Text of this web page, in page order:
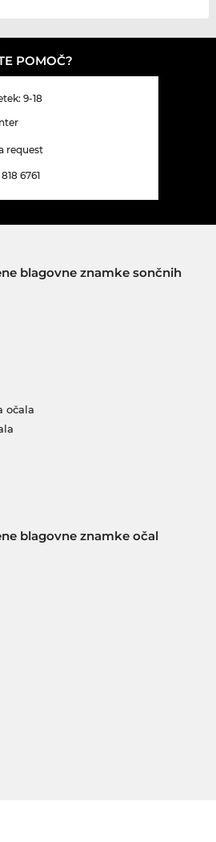
POMOČ?
9-18
request
6761
blagovne znamke sončnih
očala
blagovne znamke očal